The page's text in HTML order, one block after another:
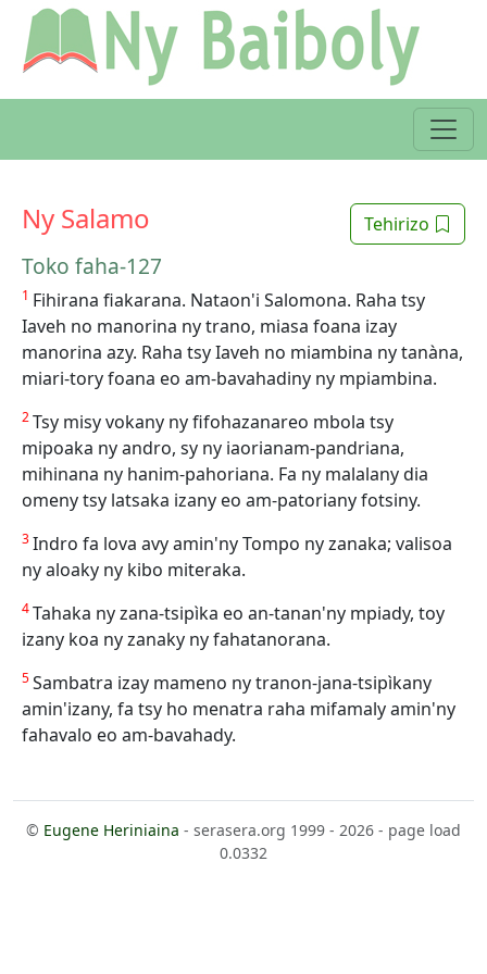
Tehirizo
Ny Salamo
Toko faha-127
1 Fihirana fiakarana. Nataon'i Salomona. Raha tsy
Iaveh no manorina ny trano, miasa foana izay
manorina azy. Raha tsy Iaveh no miambina ny tanàna,
miari-tory foana eo am-bavahadiny ny mpiambina.
2Tsy misy vokany ny fifohazanareo mbola tsy
mipoaka ny andro, sy ny iaorianam-pandriana,
mihinana ny hanim-pahoriana. Fa ny malalany dia
omeny tsy latsaka izany eo am-patoriany fotsiny.
3Indro fa lova avy amin'ny Tompo ny zanaka; valisoa
ny aloaky ny kibo miteraka.
4Tahaka ny zana-tsipìka eo an-tanan'ny mpiady, toy
izany koa ny zanaky ny fahatanorana.
5Sambatra izay mameno ny tranon-jana-tsipìkany
amin'izany, fa tsy ho menatra raha mifamaly amin'ny
fahavalo eo am-bavahady.
© Eugene Heriniaina - serasera.org 1999 - 2026 - page load
0.0332